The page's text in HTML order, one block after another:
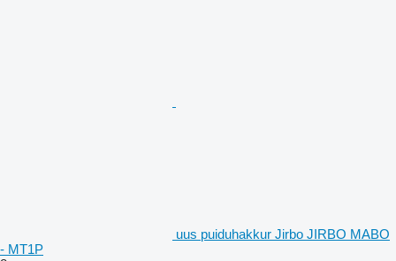
uus puiduhakkur Jirbo JIRBO MABO
- MT1P